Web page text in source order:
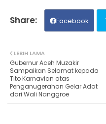
Facebook
LEBIH LAMA
Gubernur Aceh Muzakir
Sampaikan Selamat kepada
Tito Karnavian atas
Penganugerahan Gelar Adat
dari Wali Nanggroe